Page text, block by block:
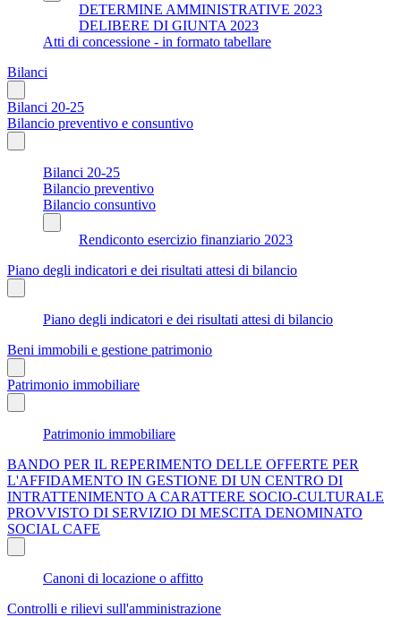
DETERMINE AMMINISTRATIVE 2023
DELIBERE DI GIUNTA 2023
Atti di concessione - in formato tabellare
Bilanci
Bilanci 20-25
Bilancio preventivo e consuntivo
Bilanci 20-25
Bilancio preventivo
Bilancio consuntivo
Rendiconto esercizio finanziario 2023
Piano degli indicatori e dei risultati attesi di bilancio
Piano degli indicatori e dei risultati attesi di bilancio
Beni immobili e gestione patrimonio
Patrimonio immobiliare
Patrimonio immobiliare
BANDO PER IL REPERIMENTO DELLE OFFERTE PER
L'AFFIDAMENTO IN GESTIONE DI UN CENTRO DI
INTRATTENIMENTO A CARATTERE SOCIO-CULTURALE
PROVVISTO DI SERVIZIO DI MESCITA DENOMINATO
SOCIAL CAFE
Canoni di locazione o affitto
Controlli e rilievi sull'amministrazione